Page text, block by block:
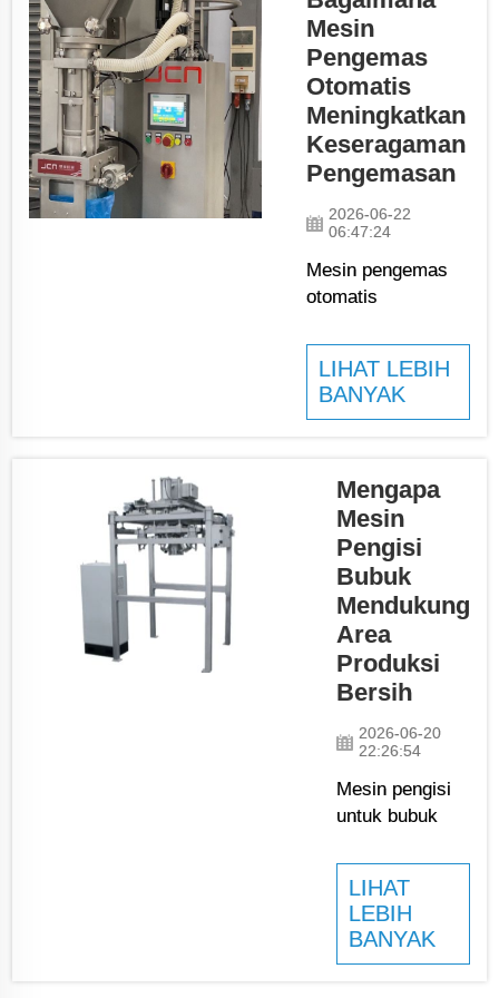
tepat....
menangani bahan
berbentuk bubuk,
seperti makanan,
bahan kimia, atau
obat-obatan.
Mesin-mesin ini
menggunakan
komponen
berbentuk sekrup
yang disebut
auger untuk
suatu...
Mesin
Pengemas
Otomatis
Meningkatkan
Keseragaman
Pengemasan
2026-06-22
06:47:24
Mesin pengemas
otomatis
utama dalam cara
produk dikemas
saat ini. Mesin-
perusahaan
menghemat waktu
dan biaya
sekaligus
memastikan
tampilan kemasan
seragam. Saat
mempertimbangkan
pengiriman dan
penjualan produk,
penting agar semua
produk dikemas
dengan rapi...
LIHAT LEBIH
BANYAK
Mengapa
Mesin
Pengisi
Bubuk
Mendukung
Area
Produksi
Bersih
2026-06-20
22:26:54
Mesin pengisi
untuk bubuk
peralatan
penting di
pabrik. Mesin-
mesin ini
LIHAT
LEBIH
BANYAK